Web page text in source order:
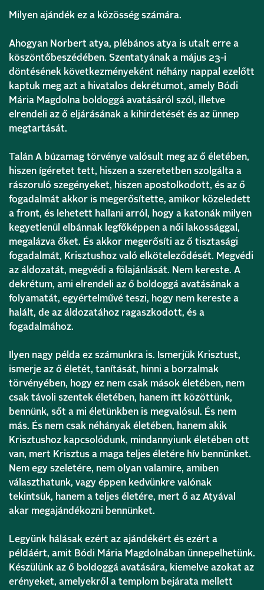
Milyen ajándék ez a közösség számára.
Ahogyan Norbert atya, plébános atya is utalt erre a
köszöntőbeszédében. Szentatyának a május 23-i
döntésének következményeként néhány nappal ezelőtt
kaptuk meg azt a hivatalos dekrétumot, amely Bódi
Mária Magdolna boldoggá avatásáról szól, illetve
elrendeli az ő eljárásának a kihirdetését és az ünnep
megtartását.
Talán A búzamag törvénye valósult meg az ő életében,
hiszen ígéretet tett, hiszen a szeretetben szolgálta a
rászoruló szegényeket, hiszen apostolkodott, és az ő
fogadalmát akkor is megerősítette, amikor közeledett
a front, és lehetett hallani arról, hogy a katonák milyen
kegyetlenül elbánnak legfőképpen a női lakossággal,
megalázva őket. És akkor megerősíti az ő tisztasági
fogadalmát, Krisztushoz való elköteleződését. Megvédi
az áldozatát, megvédi a fölajánlását. Nem kereste. A
dekrétum, ami elrendeli az ő boldoggá avatásának a
folyamatát, egyértelművé teszi, hogy nem kereste a
halált, de az áldozatához ragaszkodott, és a
fogadalmához.
Ilyen nagy példa ez számunkra is. Ismerjük Krisztust,
ismerje az ő életét, tanítását, hinni a borzalmak
törvényében, hogy ez nem csak mások életében, nem
csak távoli szentek életében, hanem itt közöttünk,
bennünk, sőt a mi életünkben is megvalósul. És nem
más. És nem csak néhányak életében, hanem akik
Krisztushoz kapcsolódunk, mindannyiunk életében ott
van, mert Krisztus a maga teljes életére hív bennünket.
Nem egy szeletére, nem olyan valamire, amiben
választhatunk, vagy éppen kedvünkre valónak
tekintsük, hanem a teljes életére, mert ő az Atyával
akar megajándékozni bennünket.
Legyünk hálásak ezért az ajándékért és ezért a
példáért, amit Bódi Mária Magdolnában ünnepelhetünk.
Készülünk az ő boldoggá avatására, kiemelve azokat az
erényeket, amelyekről a templom bejárata mellett